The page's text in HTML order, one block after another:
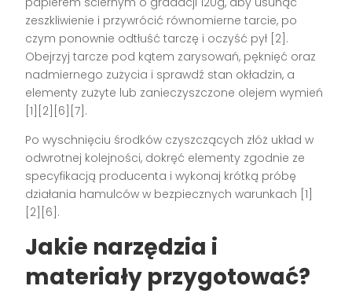
zeszkliwienie i przywrócić równomierne tarcie, po
czym ponownie odtłuść tarczę i oczyść pył [2].
Obejrzyj tarcze pod kątem zarysowań, pęknięć oraz
nadmiernego zużycia i sprawdź stan okładzin, a
elementy zużyte lub zanieczyszczone olejem wymień
[1][2][6][7].
Po wyschnięciu środków czyszczących złóż układ w
odwrotnej kolejności, dokręć elementy zgodnie ze
specyfikacją producenta i wykonaj krótką próbę
działania hamulców w bezpiecznych warunkach [1]
[2][6].
Jakie narzędzia i
materiały przygotować?